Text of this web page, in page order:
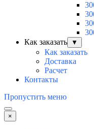
Как заказать
▼
Как заказать
Доставка
Расчет
Контакты
Пропустить меню
×